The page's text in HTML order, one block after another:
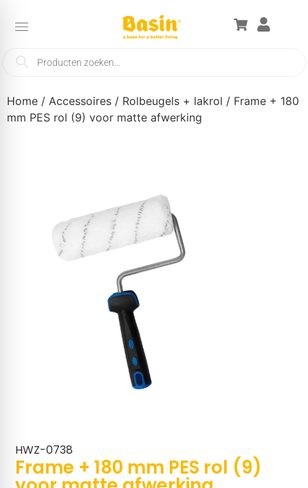
Home / Accessoires / Rolbeugels + lakrol / Frame + 180
mm PES rol (9) voor matte afwerking
HWZ-0738
Frame + 180 mm PES rol (9)